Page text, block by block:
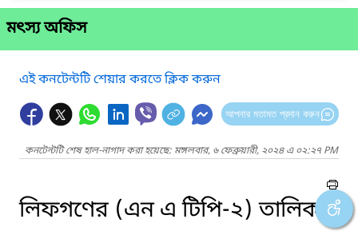
মৎস্য অফিস
এই কনটেন্টটি শেয়ার করতে ক্লিক করুন
আপনার মতামত প্রদান করুন
কনটেন্টটি শেষ হাল-নাগাদ করা হয়েছে: মঙ্গলবার, ৬ ফেব্রুয়ারী, ২০২৪ এ ০২:২৭ PM
লিফগণের (এন এ টিপি-২) তালিকা